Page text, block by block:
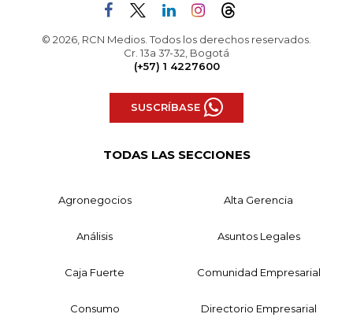
© 2026, RCN Medios. Todos los derechos reservados.
Cr. 13a 37-32, Bogotá
(+57) 1 4227600
SUSCRÍBASE
TODAS LAS SECCIONES
Agronegocios Alta Gerencia
Análisis Asuntos Legales
Caja Fuerte Comunidad Empresarial
Consumo Directorio Empresarial